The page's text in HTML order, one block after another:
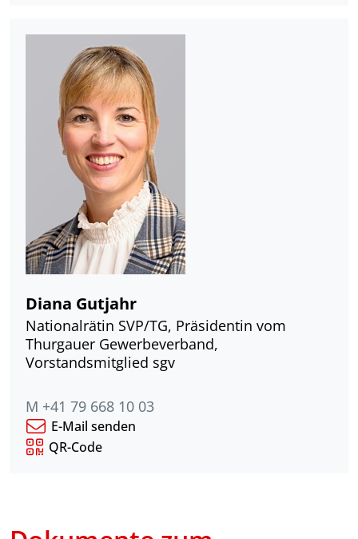
Diana Gutjahr
Nationalrätin SVP/TG, Präsidentin vom
Thurgauer Gewerbeverband,
Vorstandsmitglied sgv
M +41 79 668 10 03
E-Mail senden
QR-Code